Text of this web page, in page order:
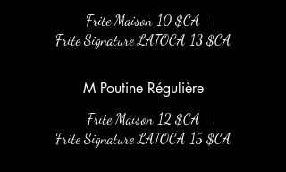
Frite Maison 10 $CA
Frite Signature LATOCA 13 $CA
M Poutine Régulière
Frite Maison 12 $CA
Frite Signature LATOCA 15 $CA